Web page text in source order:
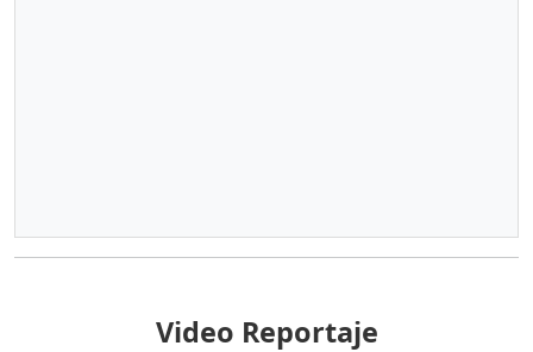
Video Reportaje